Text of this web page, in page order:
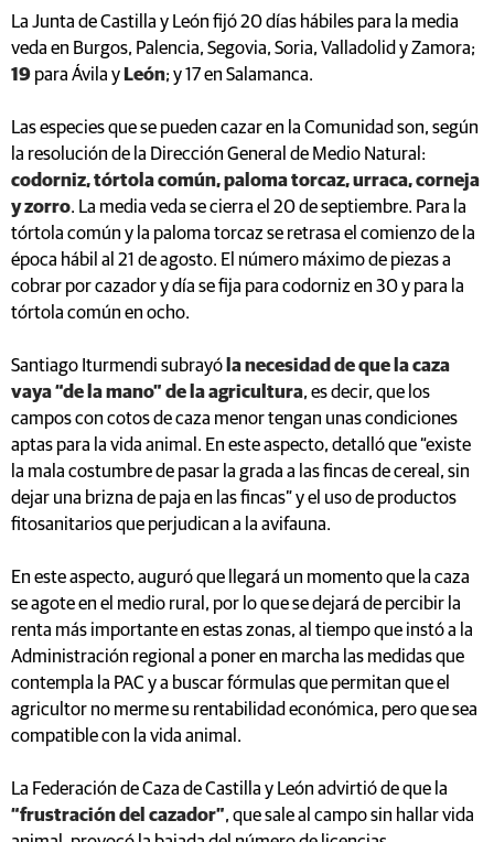
La Junta de Castilla y León fijó 20 días hábiles para la media
veda en Burgos, Palencia, Segovia, Soria, Valladolid y Zamora;
19 para Ávila y León; y 17 en Salamanca.
Las especies que se pueden cazar en la Comunidad son, según
la resolución de la Dirección General de Medio Natural:
codorniz, tórtola común, paloma torcaz, urraca, corneja
y zorro. La media veda se cierra el 20 de septiembre. Para la
tórtola común y la paloma torcaz se retrasa el comienzo de la
época hábil al 21 de agosto. El número máximo de piezas a
cobrar por cazador y día se fija para codorniz en 30 y para la
tórtola común en ocho.
Santiago Iturmendi subrayó la necesidad de que la caza
vaya “de la mano” de la agricultura, es decir, que los
campos con cotos de caza menor tengan unas condiciones
aptas para la vida animal. En este aspecto, detalló que “existe
la mala costumbre de pasar la grada a las fincas de cereal, sin
dejar una brizna de paja en las fincas” y el uso de productos
fitosanitarios que perjudican a la avifauna.
En este aspecto, auguró que llegará un momento que la caza
se agote en el medio rural, por lo que se dejará de percibir la
renta más importante en estas zonas, al tiempo que instó a la
Administración regional a poner en marcha las medidas que
contempla la PAC y a buscar fórmulas que permitan que el
agricultor no merme su rentabilidad económica, pero que sea
compatible con la vida animal.
La Federación de Caza de Castilla y León advirtió de que la
“frustración del cazador”, que sale al campo sin hallar vida